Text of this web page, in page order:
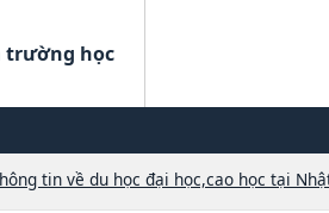
trường học
tin về du học đại học,cao học tại Nhật